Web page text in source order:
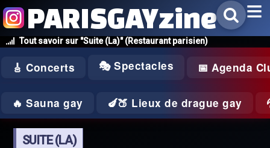
Tout savoir sur "Suite (La)" (Restaurant parisien)
PARISGAYzine
🎸 Concerts 🎭 Spectacles 📅 Agenda
🔥 Sauna gay 🍆🍑 Lieux de drague gay
SUITE (LA)